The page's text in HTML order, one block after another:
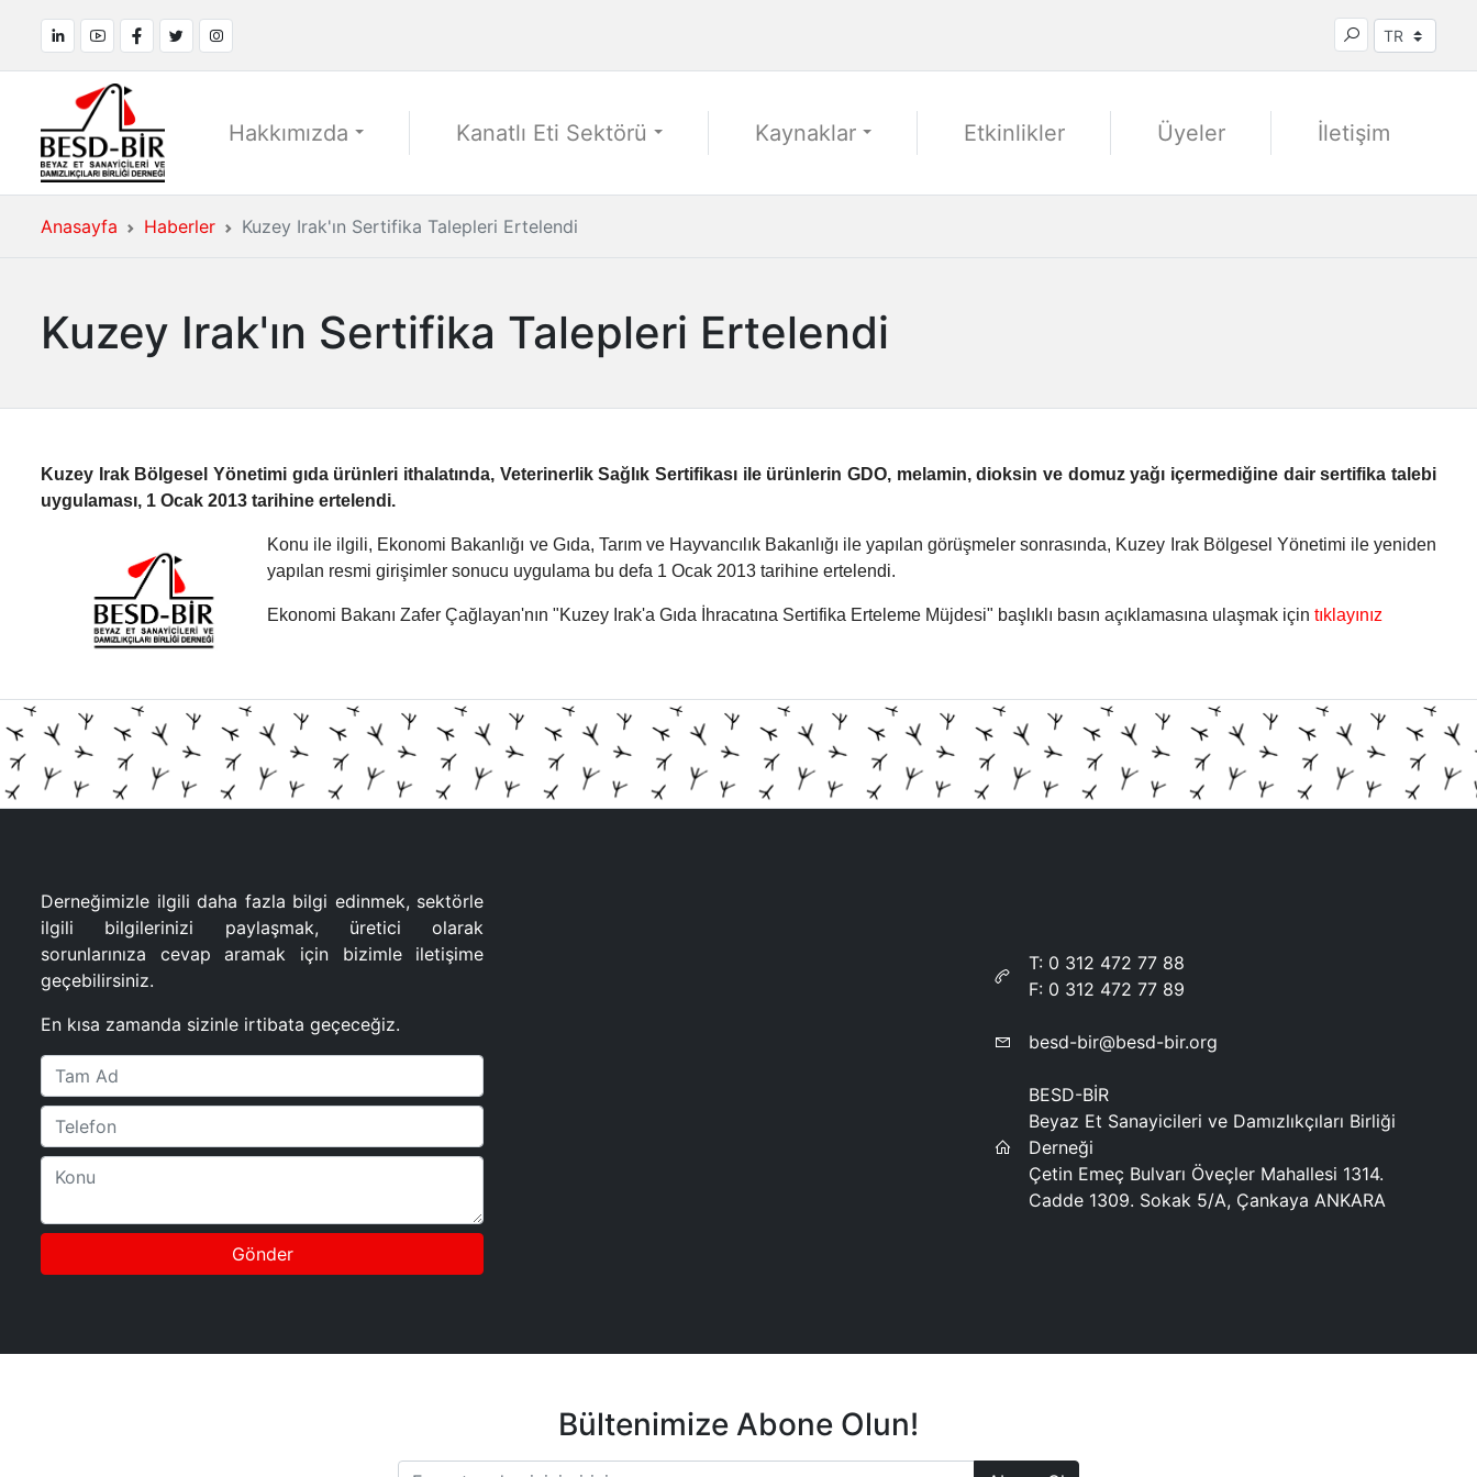
Hakkımızda Kanatlı Eti Sektörü Kaynaklar Etkinlikler Üyeler İletişim
Anasayfa Haberler Kuzey Irak'ın Sertifika Talepleri Ertelendi
Kuzey Irak'ın Sertifika Talepleri Ertelendi
Kuzey Irak Bölgesel Yönetimi gıda ürünleri ithalatında, Veterinerlik Sağlık Sertifikası ile ürünlerin GDO, melamin, dioksin ve domuz yağı içermediğine dair sertifika talebi
uygulaması, 1 Ocak 2013 tarihine ertelendi.
Konu ile ilgili, Ekonomi Bakanlığı ve Gıda, Tarım ve Hayvancılık Bakanlığı ile yapılan görüşmeler sonrasında, Kuzey Irak Bölgesel Yönetimi ile yeniden
yapılan resmi girişimler sonucu uygulama bu defa 1 Ocak 2013 tarihine ertelendi.
Ekonomi Bakanı Zafer Çağlayan'nın "Kuzey Irak'a Gıda İhracatına Sertifika Erteleme Müjdesi" başlıklı basın açıklamasına ulaşmak için tıklayınız
Derneğimizle ilgili daha fazla bilgi edinmek, sektörle
ilgili bilgilerinizi paylaşmak, üretici olarak
sorunlarınıza cevap aramak için bizimle iletişime
geçebilirsiniz.
En kısa zamanda sizinle irtibata geçeceğiz.
Gönder
T: 0 312 472 77 88
F: 0 312 472 77 89
besd-bir@besd-bir.org
BESD-BİR
Beyaz Et Sanayicileri ve Damızlıkçıları Birliği
Derneği
Çetin Emeç Bulvarı Öveçler Mahallesi 1314.
Cadde 1309. Sokak 5/A, Çankaya ANKARA
Bültenimize Abone Olun!